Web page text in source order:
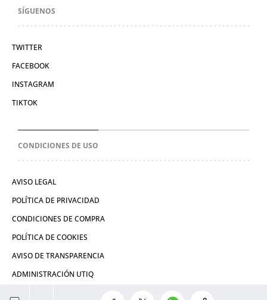
SÍGUENOS
TWITTER
FACEBOOK
INSTAGRAM
TIKTOK
CONDICIONES DE USO
AVISO LEGAL
POLÍTICA DE PRIVACIDAD
CONDICIONES DE COMPRA
POLÍTICA DE COOKIES
AVISO DE TRANSPARENCIA
ADMINISTRACIÓN UTIQ